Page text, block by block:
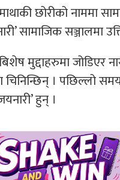
छोरीको नाममा
सामाजिक सञ्जालमा
मुद्दाहरुमा जोडिएर
चिनिन्छिन् । पछिल्लो
हुन् ।